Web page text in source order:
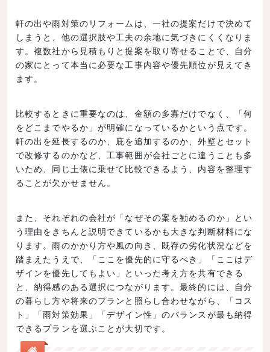
軒の出や雨対策のリフォームは、一社の提案だけで決めて
しまうと、他の選択肢や工夫の余地に気づきにくくなりま
す。複数社から見積もりと提案を取り寄せることで、自分
の家にとって本当に必要な工事内容や優先順位が見えてき
ます。
比較するときに重要なのは、金額の多寡だけでなく、「何
をどこまでやるか」が明確になっているかという点です。
軒の出を延長するのか、庇を追加するのか、外壁とセット
で改修するのかなど、工事範囲が会社ごとに違うことも多
いため、同じ土俵に乗せて比較できるよう、内容を整理す
ることが欠かせません。
また、それぞれの会社が「なぜその案を勧めるのか」とい
う理由をきちんと説明できているかも大きな判断材料にな
ります。雨のかかり方や風の向き、既存の劣化状況などを
踏まえたうえで、「ここを優先的に守るべき」「ここはデ
ザインを優先してもよい」といった考え方を共有できる
と、納得感のある選択につながります。最終的には、自分
の暮らし方や将来のプランと照らし合わせながら、「コス
ト」「雨対策効果」「デザイン性」のバランスが最も納得
できるプランを選ぶことが大切です。